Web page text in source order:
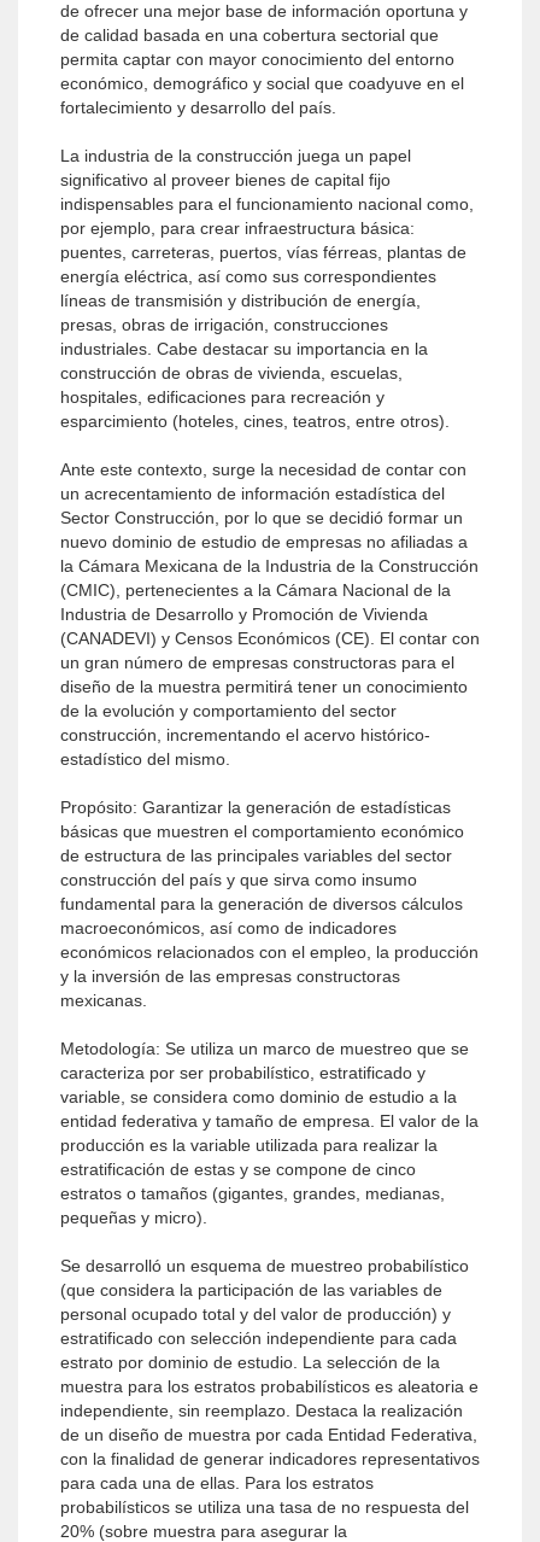
de ofrecer una mejor base de información oportuna y
de calidad basada en una cobertura sectorial que
permita captar con mayor conocimiento del entorno
económico, demográfico y social que coadyuve en el
fortalecimiento y desarrollo del país.
La industria de la construcción juega un papel
significativo al proveer bienes de capital fijo
indispensables para el funcionamiento nacional como,
por ejemplo, para crear infraestructura básica:
puentes, carreteras, puertos, vías férreas, plantas de
energía eléctrica, así como sus correspondientes
líneas de transmisión y distribución de energía,
presas, obras de irrigación, construcciones
industriales. Cabe destacar su importancia en la
construcción de obras de vivienda, escuelas,
hospitales, edificaciones para recreación y
esparcimiento (hoteles, cines, teatros, entre otros).
Ante este contexto, surge la necesidad de contar con
un acrecentamiento de información estadística del
Sector Construcción, por lo que se decidió formar un
nuevo dominio de estudio de empresas no afiliadas a
la Cámara Mexicana de la Industria de la Construcción
(CMIC), pertenecientes a la Cámara Nacional de la
Industria de Desarrollo y Promoción de Vivienda
(CANADEVI) y Censos Económicos (CE). El contar con
un gran número de empresas constructoras para el
diseño de la muestra permitirá tener un conocimiento
de la evolución y comportamiento del sector
construcción, incrementando el acervo histórico-
estadístico del mismo.
Propósito: Garantizar la generación de estadísticas
básicas que muestren el comportamiento económico
de estructura de las principales variables del sector
construcción del país y que sirva como insumo
fundamental para la generación de diversos cálculos
macroeconómicos, así como de indicadores
económicos relacionados con el empleo, la producción
y la inversión de las empresas constructoras
mexicanas.
Metodología: Se utiliza un marco de muestreo que se
caracteriza por ser probabilístico, estratificado y
variable, se considera como dominio de estudio a la
entidad federativa y tamaño de empresa. El valor de la
producción es la variable utilizada para realizar la
estratificación de estas y se compone de cinco
estratos o tamaños (gigantes, grandes, medianas,
pequeñas y micro).
Se desarrolló un esquema de muestreo probabilístico
(que considera la participación de las variables de
personal ocupado total y del valor de producción) y
estratificado con selección independiente para cada
estrato por dominio de estudio. La selección de la
muestra para los estratos probabilísticos es aleatoria e
independiente, sin reemplazo. Destaca la realización
de un diseño de muestra por cada Entidad Federativa,
con la finalidad de generar indicadores representativos
para cada una de ellas. Para los estratos
probabilísticos se utiliza una tasa de no respuesta del
20% (sobre muestra para asegurar la